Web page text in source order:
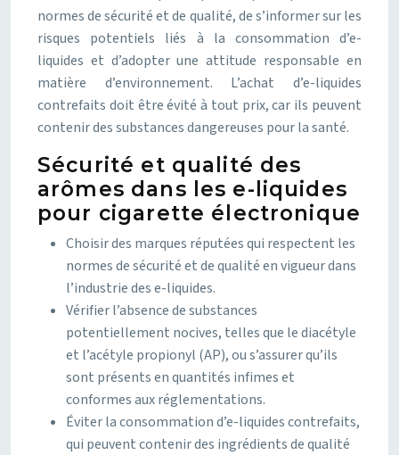
normes de sécurité et de qualité, de s’informer sur les
risques potentiels liés à la consommation d’e-
liquides et d’adopter une attitude responsable en
matière d’environnement. L’achat d’e-liquides
contrefaits doit être évité à tout prix, car ils peuvent
contenir des substances dangereuses pour la santé.
Sécurité et qualité des
arômes dans les e-liquides
pour cigarette électronique
Choisir des marques réputées qui respectent les
normes de sécurité et de qualité en vigueur dans
l’industrie des e-liquides.
Vérifier l’absence de substances
potentiellement nocives, telles que le diacétyle
et l’acétyle propionyl (AP), ou s’assurer qu’ils
sont présents en quantités infimes et
conformes aux réglementations.
Éviter la consommation d’e-liquides contrefaits,
qui peuvent contenir des ingrédients de qualité